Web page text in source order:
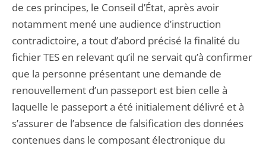
de ces principes, le Conseil d’État, après avoir
notamment mené une audience d’instruction
contradictoire, a tout d’abord précisé la finalité du
fichier TES en relevant qu’il ne servait qu’à confirmer
que la personne présentant une demande de
renouvellement d’un passeport est bien celle à
laquelle le passeport a été initialement délivré et à
s’assurer de l’absence de falsification des données
contenues dans le composant électronique du